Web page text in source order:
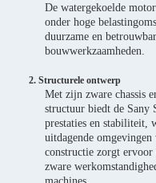
De watergekoelde
onder hoge
duurzame en
bouwwerkzaamheden.
2. Structurele ontwerp
Met zijn zware chassis
structuur biedt de Sany
prestaties en stabiliteit,
uitdagende
constructie zorgt ervoor
zware